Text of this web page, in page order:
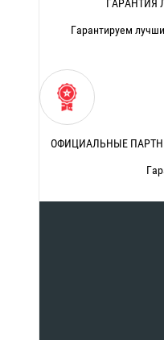
ГАРАНТИЯ
Гарантируем
ОФИЦИАЛЬНЫЕ